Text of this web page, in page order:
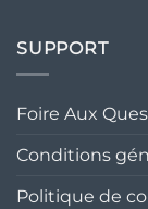
SUPPORT
Foire Aux
Conditions
Politique de